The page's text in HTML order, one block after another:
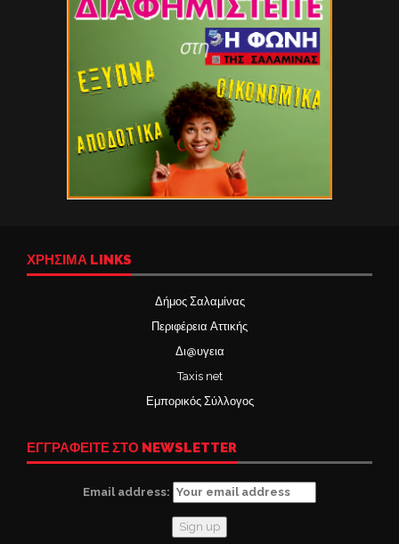
ΧΡΉΣΙΜΑ LINKS
Δήμος Σαλαμίνας
Περιφέρεια Αττικής
Δι@υγεια
Taxis net
Εμπορικός Σύλλογος
ΕΓΓΡΑΦΕΙΤΕ ΣΤΟ NEWSLETTER
Email address: